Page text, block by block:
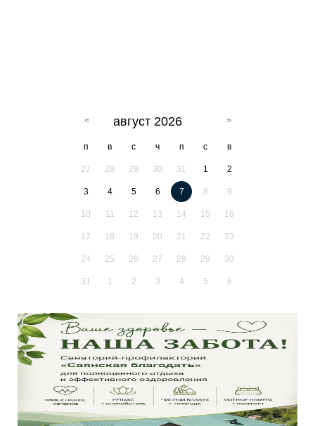
август 2026
п в с ч п с в
27 28 29 30 31 1 2
3 4 5 6 7 8 9
10 11 12 13 14 15 16
17 18 19 20 21 22 23
24 25 26 27 28 29 30
31 1 2 3 4 5 6